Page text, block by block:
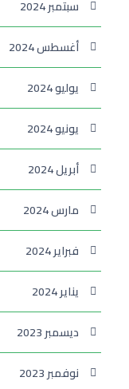
سبتمبر 2024
أغسطس 2024
يوليو 2024
يونيو 2024
أبريل 2024
مارس 2024
فبراير 2024
يناير 2024
ديسمبر 2023
نوفمبر 2023